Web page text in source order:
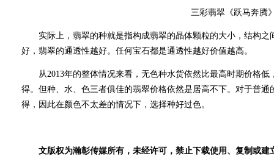
三彩翡翠《跃马奔腾
实际上，翡翠的种就是指构成翡翠的晶体颗粒的大小，结构之
好，翡翠的通透性越好。任何宝石都是通透性越好价值越高。
从2013年的整体情况来看，无色种水货依然比最高时期价格低
得。但种、水、色三者俱佳的翡翠价格依然是居高不下。对于普通
得，因此在颜色不太差的情况下，选择种好过色。
文版权为瀚彰传媒所有，未经许可，禁止下载使用、复制或建